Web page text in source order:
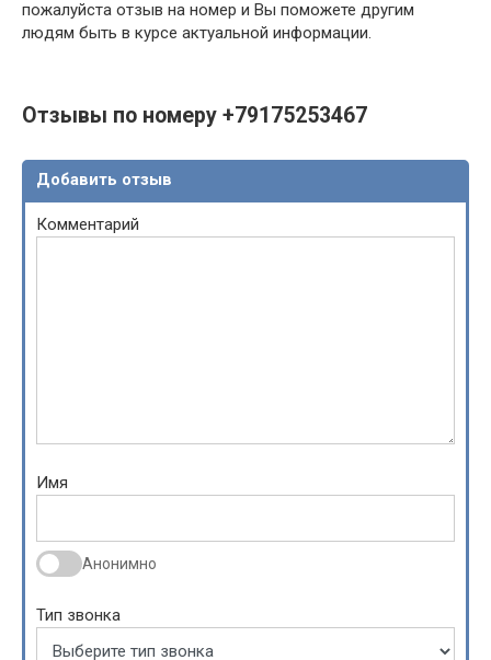
пожалуйста отзыв на номер и Вы поможете другим
людям быть в курсе актуальной информации.
Отзывы по номеру +79175253467
Добавить отзыв
Комментарий
Имя
Анонимно
Тип звонка